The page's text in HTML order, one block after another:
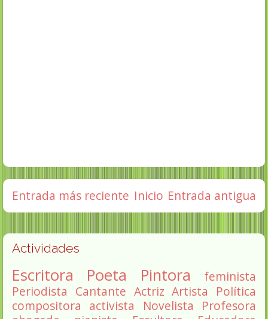
Entrada más reciente Entrada antigua
Inicio
Actividades
Escritora Poeta Pintora
feminista
Periodista Cantante Actriz Artista
Política
compositora activista Novelista
Profesora